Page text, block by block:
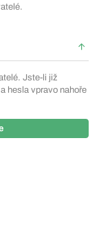
Jste-li již
hesla vpravo nahoře